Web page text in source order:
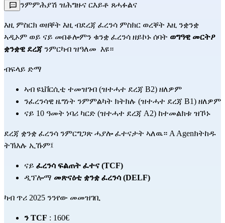
ንምምሕያሽ ዝሕግዙና ርእይቶ ጸሓፉልና
እዚ ምስርክ ወዘቐት እዚ ብደረጃ ፈረንሳ ምስክር ወረቐት እዚ ንቋንቋ
ኣዲኦም ወይ ናይ መበቆሎምን ቁንቋ ፈረንሳ ዘይኮኑ ሰባት ወግዓዊ መርትዖ
ቋንቋዊ ደረጃ ንምርካብ ዝዓለመ  እዩ።
ብፍላይ ድማ
ኣብ ዩኒቨርሲቲ ተመዝገብ (ዝተሓተ ደረጃ B2) ዘለዎም
ንፈረንሳዊ ዜግነት ንምምልካት ክትክሉ (ዝተሓተ ደረጃ B1) ዘለዎም
ናይ 10 ዓመት ነባሪ ካርድ (ዝተሓተ ደረጃ A2) ከተመልክቱ ዝኾኑ
ደረጃ ቋንቋ ፈረንሳ ንምርግጋጽ ሓያሎ ፈተናታት ኣለዉ። A Agenክትከዱ
ትኽእሉ ኢኹም፤
ናይ ፈረንሳ ፍልጠት ፈተና (TCF)
ዲፕሎማ መጽናዕቲ ቋንቋ ፈረንሳ (DELF)
ካብ ጥሪ 2025 ንንየው መመዝገቢ
ን TCF : 160€